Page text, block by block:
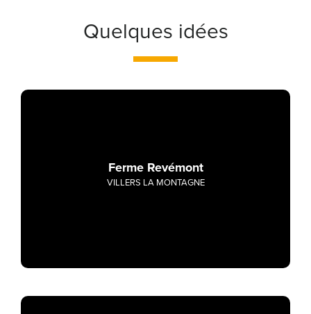
Quelques idées
Ferme Revémont
VILLERS LA MONTAGNE